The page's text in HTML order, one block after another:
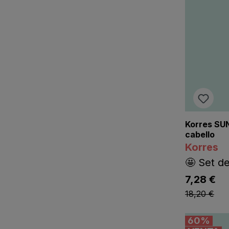
Korres
cabello
Korres
🤩 Set
7,28 €
18,20 €
60%